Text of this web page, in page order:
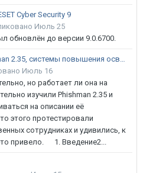
Cyber Security 9
Июль 25
обновлён до версии 9.0.6700.
Тестирование Phishman 2.35, системы повышения осведомлённости пользователей в сфере ИБ
Июль 16
но работает ли она на
изучили Phishman 2.35 и
на описании её
этого протестировали
сотрудниках и удивились, к
привело. 1. Введение2...